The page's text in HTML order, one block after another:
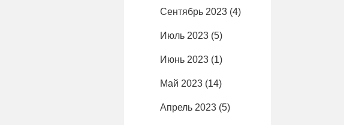
Сентябрь 2023 (4)
Июль 2023 (5)
Июнь 2023 (1)
Май 2023 (14)
Апрель 2023 (5)